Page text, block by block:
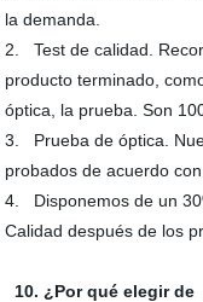
la demanda.
2. Test de calidad.
producto terminado,
óptica, la prueba. Son
3. Prueba de óptica.
probados de acuerdo
4. Disponemos de un
Calidad después de los
10. ¿Por qué elegir